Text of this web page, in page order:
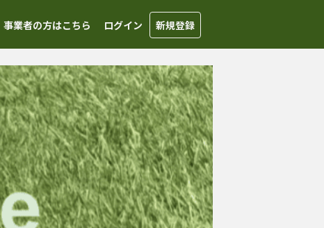
事業者の方はこちら ログイン 新規登録